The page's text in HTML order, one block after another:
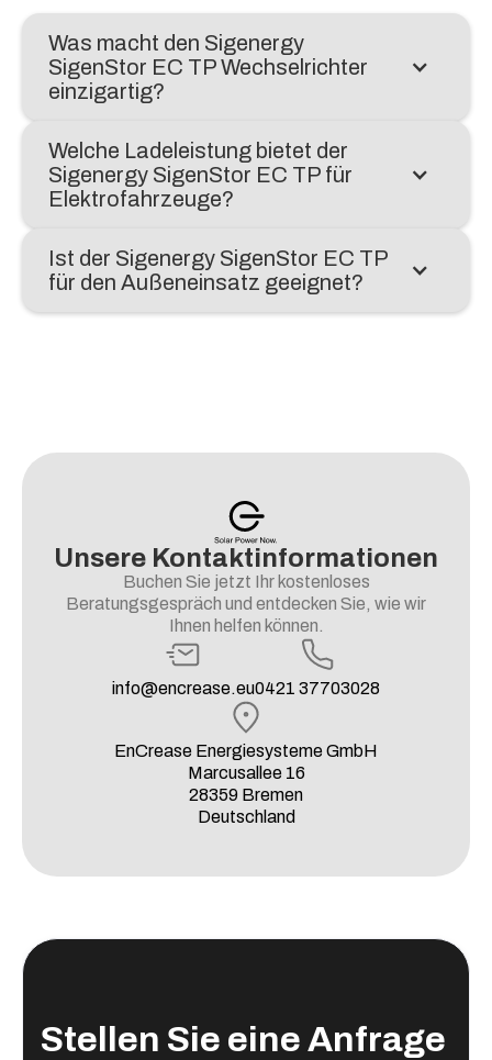
Was macht den Sigenergy
SigenStor EC TP Wechselrichter
einzigartig?
Welche Ladeleistung bietet der
Sigenergy SigenStor EC TP für
Elektrofahrzeuge?
Ist der Sigenergy SigenStor EC TP
für den Außeneinsatz geeignet?
Unsere Kontaktinformationen
Buchen Sie jetzt Ihr kostenloses
Beratungsgespräch und entdecken Sie, wie wir
Ihnen helfen können.
info@encrease.eu0421 37703028
EnCrease Energiesysteme GmbH
Marcusallee 16
28359 Bremen
Deutschland
Stellen Sie eine Anfrage